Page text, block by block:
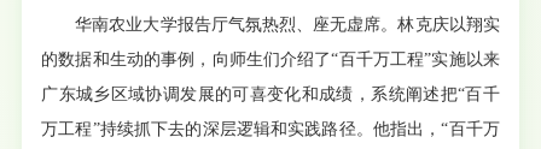
华南农业大学报告厅气氛热烈、座无虚席。林克庆以翔实
的数据和生动的事例，向师生们介绍了“百千万工程”实施以来
广东城乡区域协调发展的可喜变化和成绩，系统阐述把“百千
万工程”持续抓下去的深层逻辑和实践路径。他指出，“百千万